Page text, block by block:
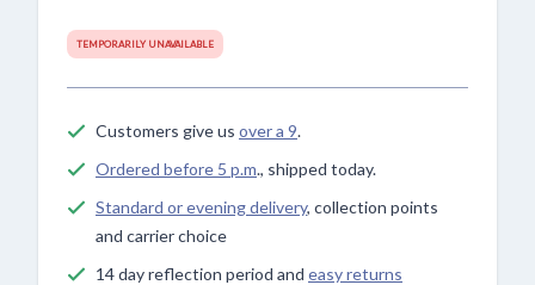
TEMPORARILY UNAVAILABLE
Customers give us over a 9.
Ordered before 5 p.m., shipped today.
Standard or evening delivery, collection points
and carrier choice
14 day reflection period and easy returns